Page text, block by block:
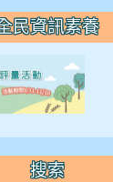
民資訊素養
搜索